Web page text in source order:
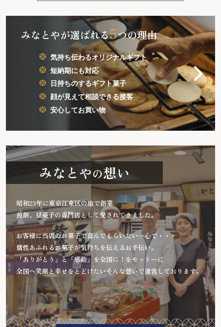
みなとやが選ばれる5つの理由
気持ち伝わるオリジナルギフト
短納期にも対応
日持ちのするギフト菓子
顔が見えて相談できる接客
安心してお買い物
みなとやの想い
昭和23年に東京江東区の地で創業
煎餅、豆菓子の専門店として愛されてきました。
お客様に当店のお菓子で喜んでもらいたい一心で・・・
個性あふれるお菓子が気持ちを伝えるお手伝い。
「ありがとう」と「感動」を全国に！をモットーに
全国へ笑顔と幸せをとどけたいそんな想いで運営しております。